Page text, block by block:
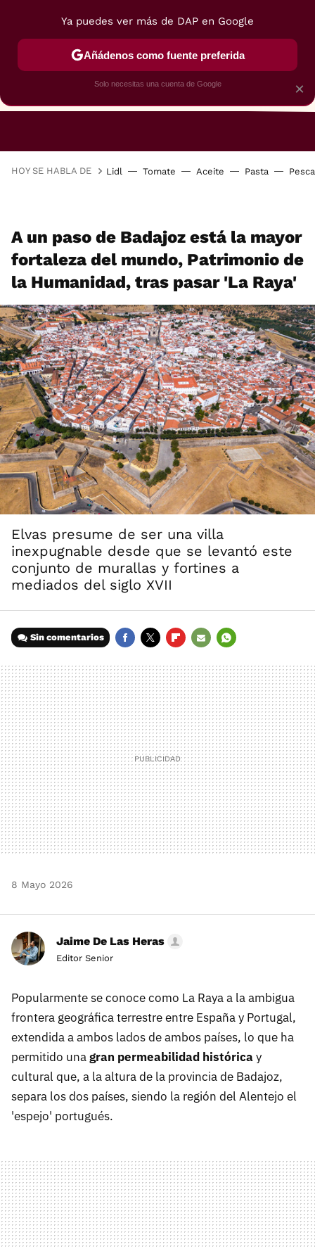
RESTAURANTES GASTROGUÍA
HOY SE HABLA DE Lidl Tomate Aceite Pasta
A un paso de Badajoz está la mayor
fortaleza del mundo, Patrimonio de
la Humanidad, tras pasar 'La Raya'
Elvas presume de ser una villa
inexpugnable desde que se levantó este
conjunto de murallas y fortines a
mediados del siglo XVII
Sin comentarios
MAIL
8 Mayo 2026
Jaime De Las Heras
Editor Senior
Popularmente se conoce como La Raya a la ambigua
frontera geográfica terrestre entre España y Portugal,
extendida a ambos lados de ambos países, lo que ha
permitido unagran permeabilidad históricay
cultural que, a la altura de la provincia de Badajoz,
separa los dos países, siendo la región del Alentejo el
'espejo' portugués.
×
Ya puedes ver más de DAP en Google
Añádenos como fuente preferida
Solo necesitas una cuenta de Google